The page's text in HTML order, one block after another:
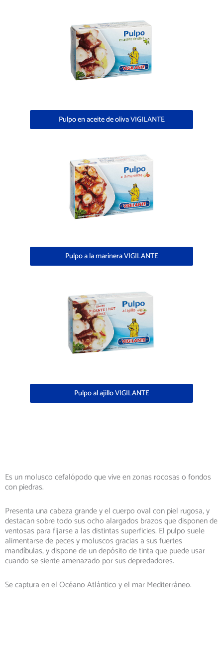
Pulpo en aceite de oliva VIGILANTE
Pulpo a la marinera VIGILANTE
Pulpo al ajillo VIGILANTE
Es un molusco cefalópodo que vive en zonas rocosas o fondos
con piedras.
Presenta una cabeza grande y el cuerpo oval con piel rugosa, y
destacan sobre todo sus ocho alargados brazos que disponen de
ventosas para fijarse a las distintas superficies. El pulpo suele
alimentarse de peces y moluscos gracias a sus fuertes
mandíbulas, y dispone de un depósito de tinta que puede usar
cuando se siente amenazado por sus depredadores.
Se captura en el Océano Atlántico y el mar Mediterráneo.